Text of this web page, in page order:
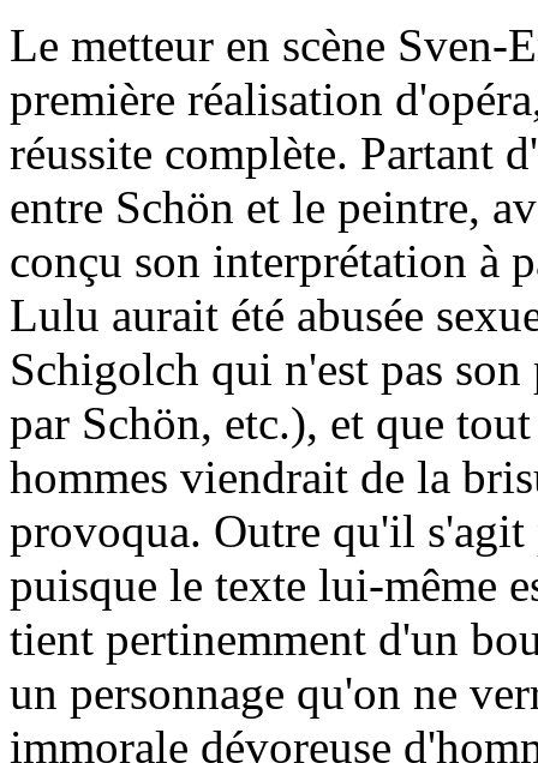
Le metteur en scène
première réalisation
réussite complète. Partant
entre Schön et le peintre,
conçu son interprétation à
Lulu aurait été abusée
Schigolch qui n'est pas
par Schön, etc.), et que
hommes viendrait de la
provoqua. Outre qu'il s'agit
puisque le texte lui-même
tient pertinemment d'un
un personnage qu'on ne
immorale dévoreuse